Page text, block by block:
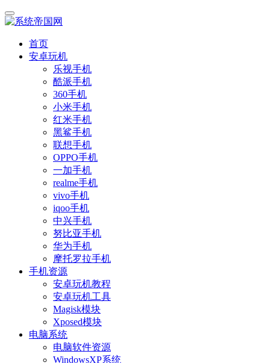
首页
安卓玩机
乐视手机
酷派手机
360手机
小米手机
红米手机
黑鲨手机
联想手机
OPPO手机
一加手机
realme手机
vivo手机
iqoo手机
中兴手机
努比亚手机
华为手机
摩托罗拉手机
手机资源
安卓玩机教程
安卓玩机工具
Magisk模块
Xposed模块
电脑系统
电脑软件资源
WindowsXP系统